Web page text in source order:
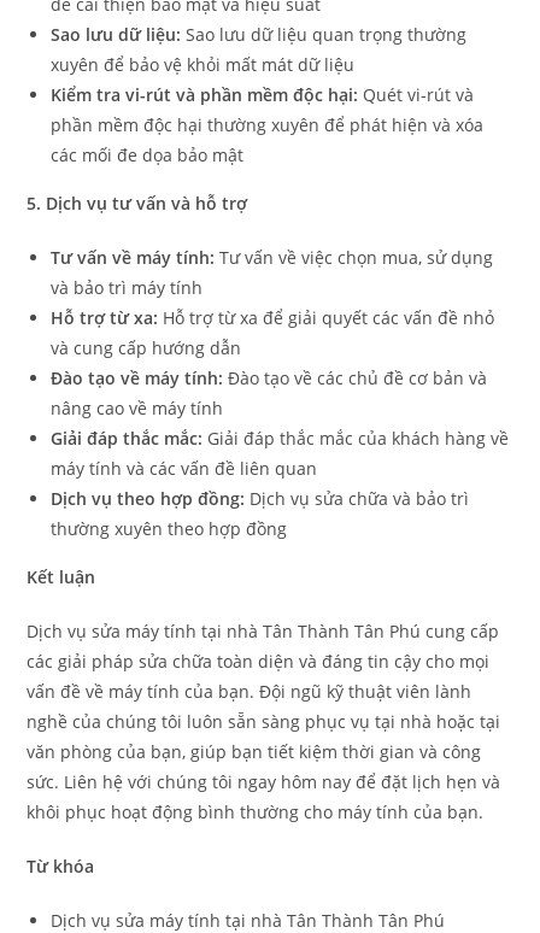
Sao lưu dữ liệu: Sao lưu dữ liệu quan trọng thường
xuyên để bảo vệ khỏi mất mát dữ liệu
Kiểm tra vi-rút và phần mềm độc hại: Quét vi-rút và
phần mềm độc hại thường xuyên để phát hiện và xóa
các mối đe dọa bảo mật
5. Dịch vụ tư vấn và hỗ trợ
Tư vấn về máy tính: Tư vấn về việc chọn mua, sử dụng
và bảo trì máy tính
Hỗ trợ từ xa: Hỗ trợ từ xa để giải quyết các vấn đề nhỏ
và cung cấp hướng dẫn
Đào tạo về máy tính: Đào tạo về các chủ đề cơ bản và
nâng cao về máy tính
Giải đáp thắc mắc: Giải đáp thắc mắc của khách hàng về
máy tính và các vấn đề liên quan
Dịch vụ theo hợp đồng: Dịch vụ sửa chữa và bảo trì
thường xuyên theo hợp đồng
Kết luận
Dịch vụ sửa máy tính tại nhà Tân Thành Tân Phú cung cấp
các giải pháp sửa chữa toàn diện và đáng tin cậy cho mọi
vấn đề về máy tính của bạn. Đội ngũ kỹ thuật viên lành
nghề của chúng tôi luôn sẵn sàng phục vụ tại nhà hoặc tại
văn phòng của bạn, giúp bạn tiết kiệm thời gian và công
sức. Liên hệ với chúng tôi ngay hôm nay để đặt lịch hẹn và
khôi phục hoạt động bình thường cho máy tính của bạn.
Từ khóa
Dịch vụ sửa máy tính tại nhà Tân Thành Tân Phú